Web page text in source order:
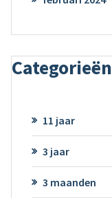
Categorieën
11 jaar
3 jaar
3 maanden